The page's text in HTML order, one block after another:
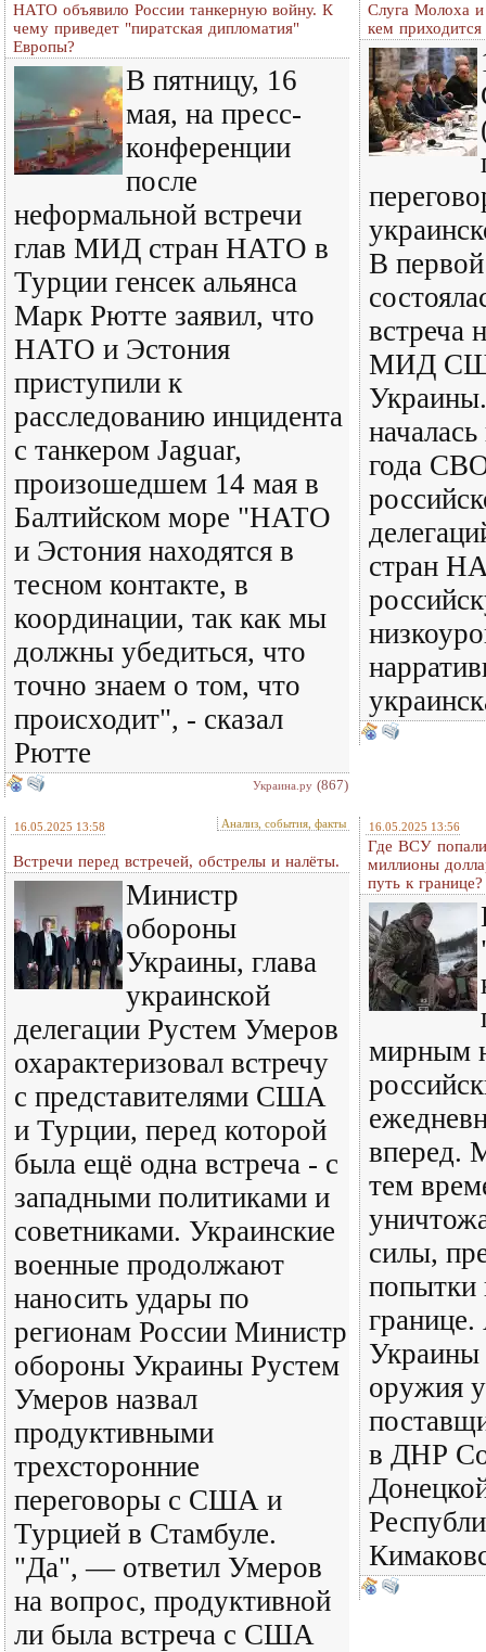
НАТО объявило России танкерную войну. К
чему приведет "пиратская дипломатия"
Европы?
В пятницу, 16
мая, на пресс-
конференции
после
неформальной встречи
глав МИД стран НАТО в
Турции генсек альянса
Марк Рютте заявил, что
НАТО и Эстония
приступили к
расследованию инцидента
с танкером Jaguar,
произошедшем 14 мая в
Балтийском море "НАТО
и Эстония находятся в
тесном контакте, в
координации, так как мы
должны убедиться, что
точно знаем о том, что
происходит", - сказал
Рютте
Украина.ру (867)
Слуга Молоха и
кем
В
встреча
МИД
года
стран
16.05.2025 13:58 Анализ, события, факты
Встречи перед встречей, обстрелы и налёты.
Министр
обороны
Украины, глава
украинской
делегации Рустем Умеров
охарактеризовал встречу
с представителями США
и Турции, перед которой
была ещё одна встреча - с
западными политиками и
советниками. Украинские
военные продолжают
наносить удары по
регионам России Министр
обороны Украины Рустем
Умеров назвал
продуктивными
трехсторонние
переговоры с США и
Турцией в Стамбуле.
"Да", — ответил Умеров
на вопрос, продуктивной
ли была встреча с США
16.05.2025 13:56
Где ВСУ
миллионы
путь к
мирным
вперед.
тем
силы,
попытки
Украины
оружия
в ДНР